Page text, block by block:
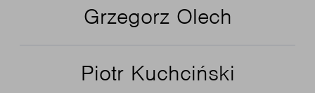
Grzegorz Olech
Piotr Kuchciński